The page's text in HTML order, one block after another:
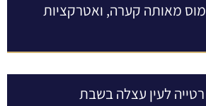
מאותה קערה, ואטרקציות
לעין עצלה בשבת